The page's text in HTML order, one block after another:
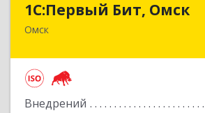
1С:Первый Бит, Омск
Омск
Внедрений
644099, Омская обл, Омск г,